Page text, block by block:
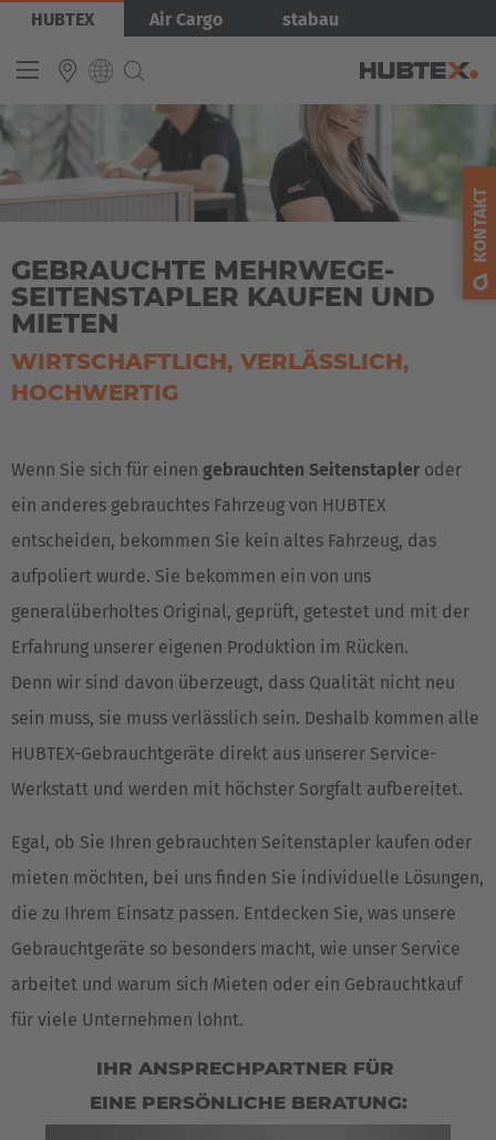
Direkt
Inhalt
HUBTEX Air Cargo stabau
INTERNATIONAL
English
Español
Français
Bild
GEBRAUCHTE MEHRWEGE-
SEITENSTAPLER KAUFEN UND
MIETEN
WIRTSCHAFTLICH, VERLÄSSLICH,
HOCHWERTIG
Wenn Sie sich für einen gebrauchten Seitenstapler oder
ein anderes gebrauchtes Fahrzeug von HUBTEX
entscheiden, bekommen Sie kein altes Fahrzeug, das
aufpoliert wurde. Sie bekommen ein von uns
generalüberholtes Original, geprüft, getestet und mit der
Erfahrung unserer eigenen Produktion im Rücken.
Denn wir sind davon überzeugt, dass Qualität nicht neu
sein muss, sie muss verlässlich sein. Deshalb kommen alle
HUBTEX-Gebrauchtgeräte direkt aus unserer Service-
Werkstatt und werden mit höchster Sorgfalt aufbereitet.
Egal, ob Sie Ihren gebrauchten Seitenstapler kaufen oder
mieten möchten, bei uns finden Sie individuelle Lösungen,
die zu Ihrem Einsatz passen. Entdecken Sie, was unsere
Gebrauchtgeräte so besonders macht, wie unser Service
arbeitet und warum sich Mieten oder ein Gebrauchtkauf
für viele Unternehmen lohnt.
IHR ANSPRECHPARTNER FÜR
EINE PERSÖNLICHE BERATUNG:
KONTAKT